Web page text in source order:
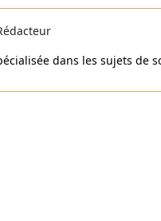
dans les sujets de